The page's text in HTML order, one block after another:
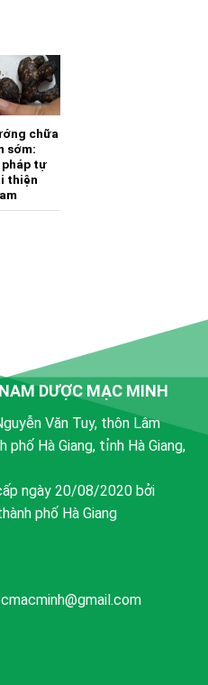
chữa
sớm:
tự
thiện
DƯỢC MẠC MINH
Văn Tuy, thôn Lâm
phố Hà Giang, tỉnh Hà Giang,
ngày 20/08/2020 bởi
phố Hà Giang